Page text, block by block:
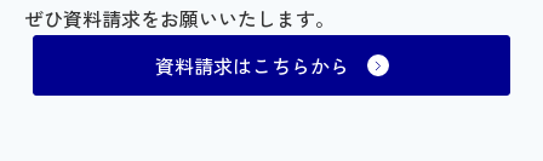
ぜひ資料請求をお願いいたします。
資料請求はこちらから